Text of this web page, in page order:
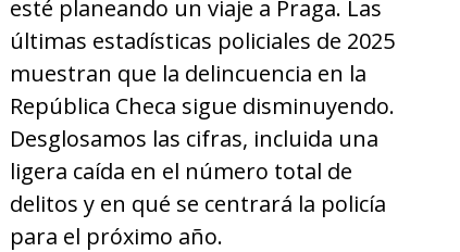
esté planeando un viaje a Praga. Las
últimas estadísticas policiales de 2025
muestran que la delincuencia en la
República Checa sigue disminuyendo.
Desglosamos las cifras, incluida una
ligera caída en el número total de
delitos y en qué se centrará la policía
para el próximo año.